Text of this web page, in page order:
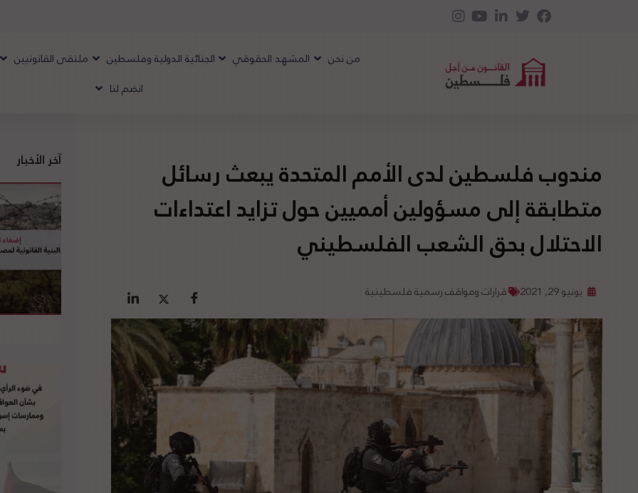
من نحن المشهد الحقوقي الجنائية الدولية وفلسطين ملتقى القانونيين
انضم لنا
مندوب فلسطين لدى الأمم المتحدة يبعث رسائل
متطابقة إلى مسؤولين أمميين حول تزايد اعتداءات
الاحتلال بحق الشعب الفلسطيني
يونيو 29, 2021 قرارات ومواقف رسمية فلسطينية
آخر الأخبار